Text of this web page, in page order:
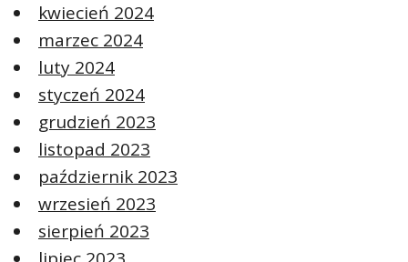
kwiecień 2024
marzec 2024
luty 2024
styczeń 2024
grudzień 2023
listopad 2023
październik 2023
wrzesień 2023
sierpień 2023